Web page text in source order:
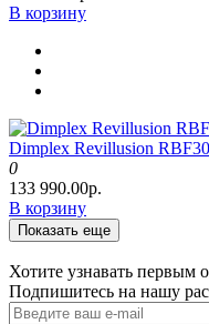
В корзину
Dimplex Revillusion RBF30
0
133 990.00р.
В корзину
Показать еще
Хотите узнавать первым
Подпишитесь на нашу